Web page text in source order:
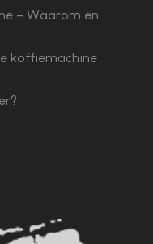
– Waarom en
koffiemachine